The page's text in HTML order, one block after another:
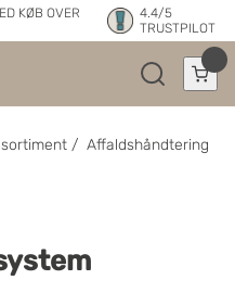
KØB OVER
4.4/5
TRUSTPILOT
/ Affaldshåndtering